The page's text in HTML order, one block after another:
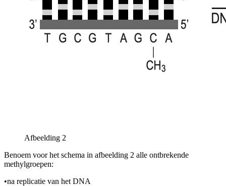
Afbeelding 2
Benoem voor het schema in afbeelding 2 alle ontbrekende
methylgroepen:
•na replicatie van het DNA